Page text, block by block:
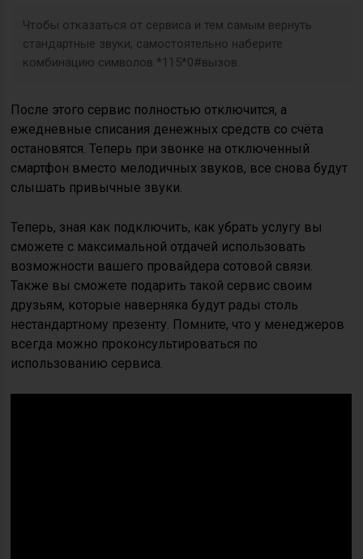
Чтобы отказаться от сервиса и тем самым вернуть
стандартные звуки, самостоятельно наберите
комбинацию символов *115*0#вызов.
После этого сервис полностью отключится, а
ежедневные списания денежных средств со счёта
остановятся. Теперь при звонке на отключенный
смартфон вместо мелодичных звуков, все снова будут
слышать привычные звуки.
Теперь, зная как подключить, как убрать услугу вы
сможете с максимальной отдачей использовать
возможности вашего провайдера сотовой связи.
Также вы сможете подарить такой сервис своим
друзьям, которые наверняка будут рады столь
нестандартному презенту. Помните, что у менеджеров
всегда можно проконсультироваться по
использованию сервиса.